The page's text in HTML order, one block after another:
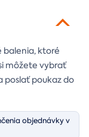
balenia, ktoré
môžete vybrať
poslať poukaz do
objednávky v